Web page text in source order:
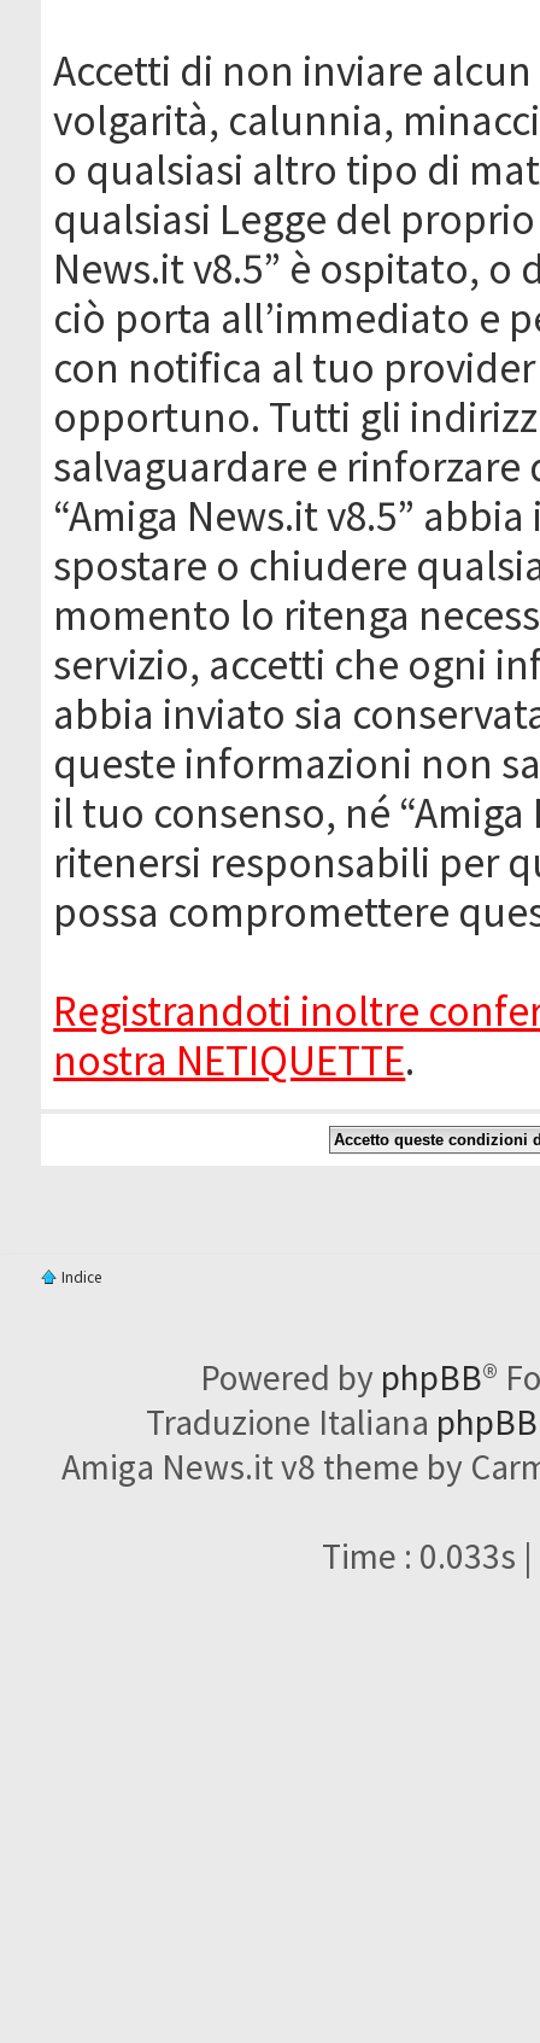
Accetti di non inviare
volgarità, calunnia,
o qualsiasi altro tipo di
qualsiasi Legge del
News.it v8.5” è ospitato, o
ciò porta all’immediato e
con notifica al tuo
opportuno. Tutti gli
salvaguardare e
“Amiga News.it v8.5”
spostare o chiudere
momento lo ritenga
servizio, accetti che ogni
abbia inviato sia
queste informazioni non
il tuo consenso, né
ritenersi responsabili per
possa compromettere
Registrandoti inoltre
nostra NETIQUETTE.
Indice
Powered by phpBB®
Traduzione Italiana
Amiga News.it v8 theme by
Time : 0.033s